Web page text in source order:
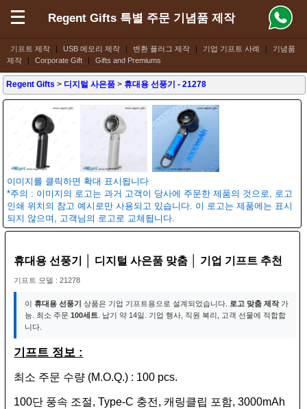
기프트 제작 | USB 메모리 제작 | 변환 플러그 제작 | 기업 기프트 사례 |
기념품
제작
| Corporate Gift | Gifts and Premiums
Regent Gifts 특별 주문 기념품 제작
Regent Gifts > 디지털 사은품 > 휴대용 선풍기 - 21278
이미지를 클릭하면 확대 표시됩니다
*주의 : 이미지의 로고는 과거 고객이 당사에 주문한 제품의 것으로, 로고
인쇄 위치의 참고 예시로만 사용되고 있습니다. 이 로고는 제품에는 표시
되지 않으며, 고객님의 로고로 교체됩니다.
휴대용 선풍기 │ 디지털 사은품 맞춤 │ 기업 기프트 추천
기프트 모델 : 21278
이 휴대용 선풍기 상품은 기업 기프트용으로 설계되었습니다. 로고 맞춤 제작가
능. 최소 주문 100세트 . 납기 약 14일. 기업 행사, 직원 복리, 고객 선물에 적합합
니다.
기프트 정보 :
최소 주문 수량 (M.O.Q.) : 100 pcs.
100단 풍속 조절, Type-C 충전, 캐링클립 포함, 3000mAh